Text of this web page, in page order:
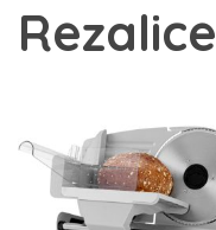
Rezalice